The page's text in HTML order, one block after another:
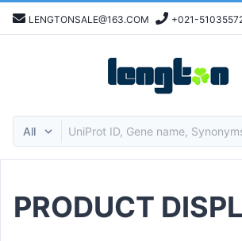
LENGTONSALE@163.COM +021-
PRODUCT